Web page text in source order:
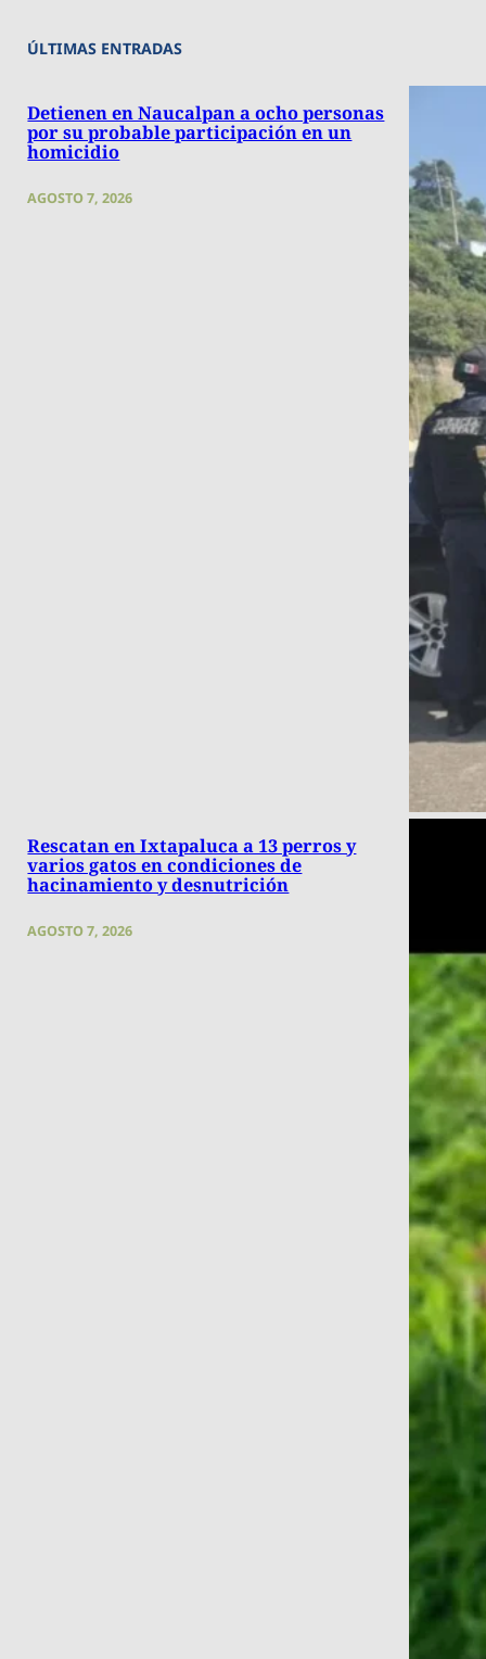
ÚLTIMAS ENTRADAS
Detienen en Naucalpan a ocho personas
por su probable participación en un
homicidio
AGOSTO 7, 2026
Rescatan en Ixtapaluca a 13 perros y
varios gatos en condiciones de
hacinamiento y desnutrición
AGOSTO 7, 2026